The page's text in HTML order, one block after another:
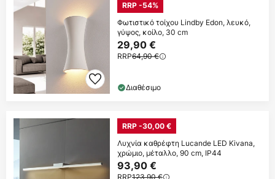
RRP -54%
Φωτιστικό τοίχου Lindby Edon, λευκό,
γύψος, κοίλο, 30 cm
29,90 €
RRP64,90 €
Διαθέσιμο
RRP -30,00 €
Λυχνία καθρέφτη Lucande LED Kivana,
χρώμιο, μέταλλο, 90 cm, IP44
93,90 €